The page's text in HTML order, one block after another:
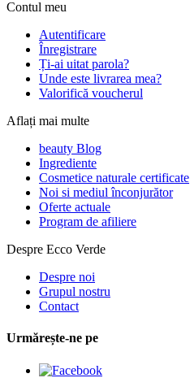
Contul meu
Autentificare
Înregistrare
Ți-ai uitat parola?
Unde este livrarea mea?
Valorifică voucherul
Aflați mai multe
beauty Blog
Ingrediente
Cosmetice naturale certificate
Noi si mediul înconjurător
Oferte actuale
Program de afiliere
Despre Ecco Verde
Despre noi
Grupul nostru
Contact
Urmărește-ne pe